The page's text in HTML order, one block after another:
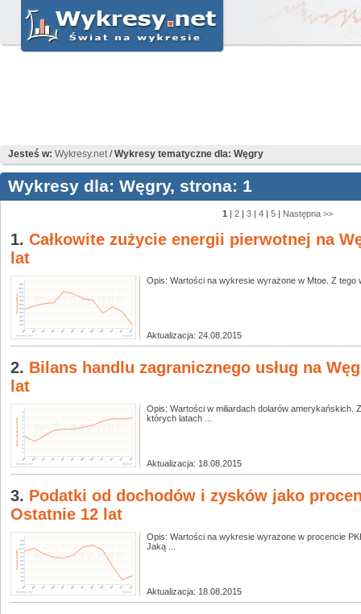
Jesteś w: Wykresy.net/Wykresy tematyczne dla: Węgry
Wykresy dla: Węgry, strona: 1
1 | 2| 3| 4| 5| Następna >>
1. Całkowite zużycie energii pierwotnej na
lat
Opis: Wartości na wykresie wyrażone w Mtoe. Z tego
Aktualizacja: 24.08.2015
2. Bilans handlu zagranicznego usług na
lat
Opis: Wartości w miliardach dolarów amerykańskich.
których latach ...
Aktualizacja: 18.08.2015
3. Podatki od dochodów i zysków jako
Ostatnie 12 lat
Opis: Wartości na wykresie wyrażone w procencie
Jaką ...
Aktualizacja: 18.08.2015